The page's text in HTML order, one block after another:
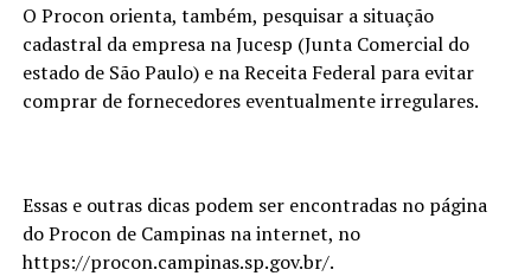
O Procon orienta, também, pesquisar a situação
cadastral da empresa na Jucesp (Junta Comercial do
estado de São Paulo) e na Receita Federal para evitar
comprar de fornecedores eventualmente irregulares.
Essas e outras dicas podem ser encontradas no página
do Procon de Campinas na internet, no
https://procon.campinas.sp.gov.br/.